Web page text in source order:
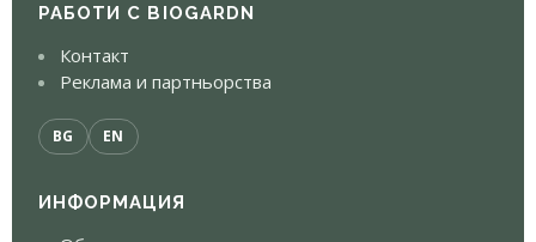
РАБОТИ С BIOGARDN
Контакт
Реклама и партньорства
BG EN
ИНФОРМАЦИЯ